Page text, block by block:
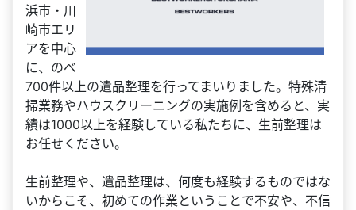
浜市・川
崎市エリ
アを中心
に、のべ
700件以上の遺品整理を行ってまいりました。特殊清
掃業務やハウスクリーニングの実施例を含めると、実
績は1000以上を経験している私たちに、生前整理は
お任せください。
生前整理や、遺品整理は、何度も経験するものではな
いからこそ、初めての作業ということで不安や、不信